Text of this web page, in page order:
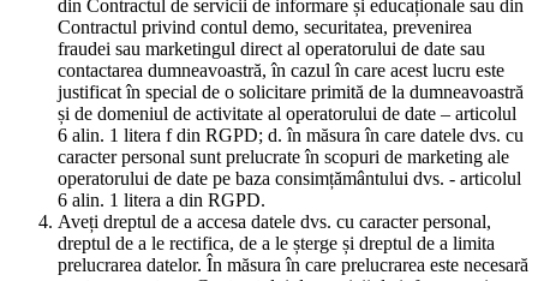
din Contractul de servicii de informare și educaționale sau din
Contractul privind contul demo, securitatea, prevenirea
fraudei sau marketingul direct al operatorului de date sau
contactarea dumneavoastră, în cazul în care acest lucru este
justificat în special de o solicitare primită de la dumneavoastră
și de domeniul de activitate al operatorului de date – articolul
6 alin. 1 litera f din RGPD; d. în măsura în care datele dvs. cu
caracter personal sunt prelucrate în scopuri de marketing ale
operatorului de date pe baza consimțământului dvs. - articolul
6 alin. 1 litera a din RGPD.
Aveți dreptul de a accesa datele dvs. cu caracter personal,
dreptul de a le rectifica, de a le șterge și dreptul de a limita
prelucrarea datelor. În măsura în care prelucrarea este necesară